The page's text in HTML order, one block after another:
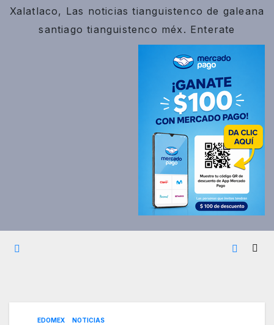
Xalatlaco, Las noticias tianguistenco de galeana
santiago tianguistenco méx. Enterate
EDOMEX NOTICIAS